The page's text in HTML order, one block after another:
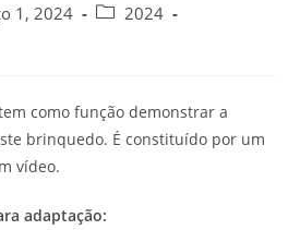
1, 2024
Post2024
como função demonstrar a
brinquedo. É constituído por um
vídeo.
adaptação: